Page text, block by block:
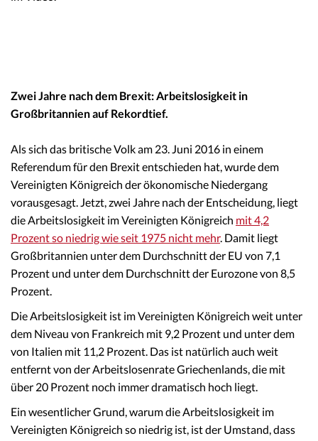
Zwei Jahre nach dem Brexit: Arbeitslosigkeit in
Großbritannien auf Rekordtief.
Als sich das britische Volk am 23. Juni 2016 in einem
Referendum für den Brexit entschieden hat, wurde dem
Vereinigten Königreich der ökonomische Niedergang
vorausgesagt. Jetzt, zwei Jahre nach der Entscheidung, liegt
die Arbeitslosigkeit im Vereinigten Königreich mit 4,2
Prozent so niedrig wie seit 1975 nicht mehr. Damit liegt
Großbritannien unter dem Durchschnitt der EU von 7,1
Prozent und unter dem Durchschnitt der Eurozone von 8,5
Prozent.
Die Arbeitslosigkeit ist im Vereinigten Königreich weit unter
dem Niveau von Frankreich mit 9,2 Prozent und unter dem
von Italien mit 11,2 Prozent. Das ist natürlich auch weit
entfernt von der Arbeitslosenrate Griechenlands, die mit
über 20 Prozent noch immer dramatisch hoch liegt.
Ein wesentlicher Grund, warum die Arbeitslosigkeit im
Vereinigten Königreich so niedrig ist, ist der Umstand, dass